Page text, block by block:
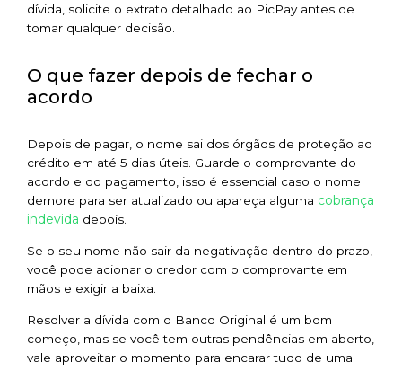
dívida, solicite o extrato detalhado ao PicPay antes de
tomar qualquer decisão.
O que fazer depois de fechar o
acordo
Depois de pagar, o nome sai dos órgãos de proteção ao
crédito em até 5 dias úteis. Guarde o comprovante do
acordo e do pagamento, isso é essencial caso o nome
demore para ser atualizado ou apareça alguma cobrança
indevida depois.
Se o seu nome não sair da negativação dentro do prazo,
você pode acionar o credor com o comprovante em
mãos e exigir a baixa.
Resolver a dívida com o Banco Original é um bom
começo, mas se você tem outras pendências em aberto,
vale aproveitar o momento para encarar tudo de uma